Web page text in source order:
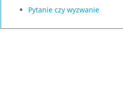
Pytanie czy wyzwanie